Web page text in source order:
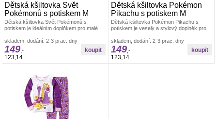
Dětská kšiltovka Svět
Pokémonů s potiskem M
Dětská kšiltovka Svět Pokémonů s
potiskem je ideálním doplňkem pro malé
oblečení pro holky
skladem, dodání: 2-3 prac. dny
149,-
123,14
Dětská kšiltovka Pokémon
Pikachu s potiskem M
Dětská kšiltovka Pokémon Pikachu s
potiskem je veselý a stylový doplněk pro
Dětské oblečení Dětské kšiltovky
skladem, dodání: 2-3 prac. dny
149,-
123,14